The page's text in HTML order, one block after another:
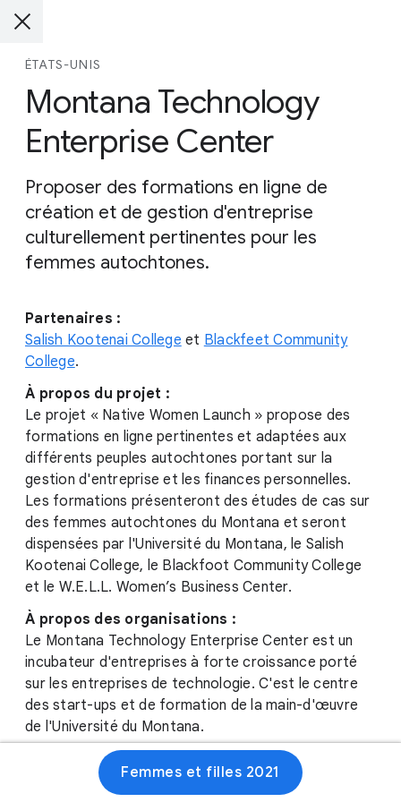
ÉTATS-UNIS
Montana Technology
Enterprise Center
Proposer des formations en ligne de
création et de gestion d'entreprise
culturellement pertinentes pour les
femmes autochtones.
Partenaires :
Salish Kootenai College et Blackfeet Community
College.
À propos du projet :
Le projet « Native Women Launch » propose des
formations en ligne pertinentes et adaptées aux
différents peuples autochtones portant sur la
gestion d'entreprise et les finances personnelles.
Les formations présenteront des études de cas sur
des femmes autochtones du Montana et seront
dispensées par l'Université du Montana, le Salish
Kootenai College, le Blackfoot Community College
et le W.E.L.L. Women’s Business Center.
À propos des organisations :
Le Montana Technology Enterprise Center est un
incubateur d'entreprises à forte croissance porté
sur les entreprises de technologie. C'est le centre
des start-ups et de formation de la main-d'œuvre
de l'Université du Montana.
Le Salish Kootenai College a pour objectif d'offrir
une éducation supérieure de qualité et un soutien
Femmes et filles 2021